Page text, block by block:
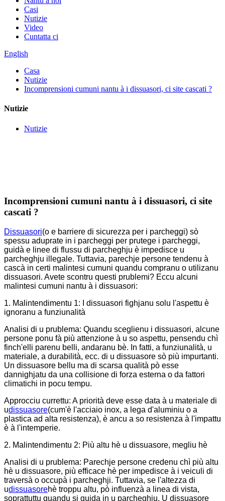
Casi
Nutizie
Video
Cuntatta ci
English
Casa
Nutizie
Incomprensioni cumuni nantu à i dissuasori, ci site cascati ?
Nutizie
Nutizie
Incomprensioni cumuni nantu à i dissuasori, ci site
cascati ?
Dissuasori(o e barriere di sicurezza per i parcheggi) sò
spessu aduprate in i parcheggi per prutege i parcheggi,
guidà e linee di flussu di parcheghju è impedisce u
parcheghju illegale. Tuttavia, parechje persone tendenu à
cascà in certi malintesi cumuni quandu compranu o utilizanu
dissuasori. Avete scontru questi prublemi? Eccu alcuni
malintesi cumuni nantu à i dissuasori:
1. Malintendimentu 1: I dissuasori fighjanu solu l'aspettu è
ignoranu a funziunalità
Analisi di u prublema: Quandu sceglienu i dissuasori, alcune
persone ponu fà più attenzione à u so aspettu, pensendu chì
finch'elli parenu belli, andaranu bè. In fatti, a funziunalità, u
materiale, a durabilità, ecc. di u dissuasore sò più impurtanti.
Un dissuasore bellu ma di scarsa qualità pò esse
dannighjatu da una collisione di forza esterna o da fattori
climatichi in pocu tempu.
Approcciu currettu: A priorità deve esse data à u materiale di
udissuasore(cum'è l'acciaio inox, a lega d'aluminiu o a
plastica ad alta resistenza), è ancu a so resistenza à l'impattu
è à l'intemperie.
2. Malintendimentu 2: Più altu hè u dissuasore, megliu hè
Analisi di u prublema: Parechje persone credenu chì più altu
hè u dissuasore, più efficace hè per impedisce à i veiculi di
traversà o occupà i parcheghji. Tuttavia, se l'altezza di
udissuasorehè troppu altu, pò influenzà a linea di vista,
soprattuttu quandu si guida in u parcheghju. U dissuasore